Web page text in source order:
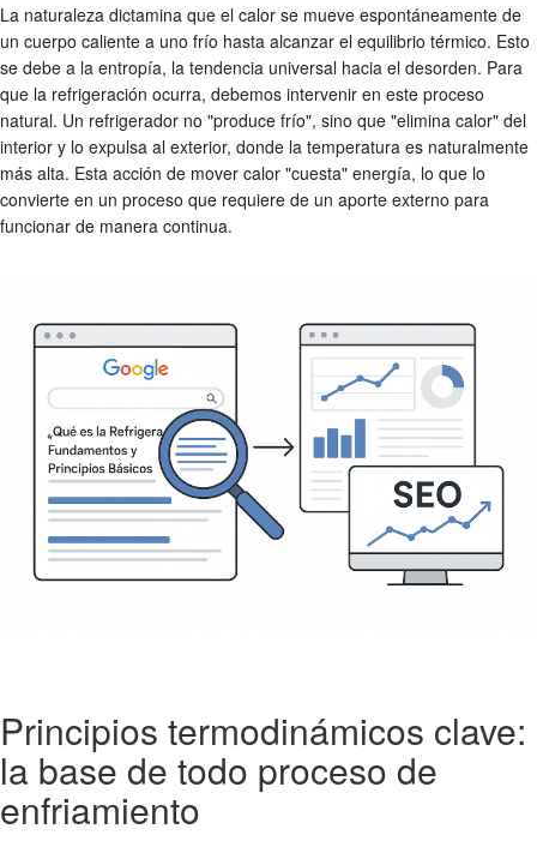
La naturaleza dictamina que el calor se mueve espontáneamente de
un cuerpo caliente a uno frío hasta alcanzar el equilibrio térmico. Esto
se debe a la entropía, la tendencia universal hacia el desorden. Para
que la refrigeración ocurra, debemos intervenir en este proceso
natural. Un refrigerador no "produce frío", sino que "elimina calor" del
interior y lo expulsa al exterior, donde la temperatura es naturalmente
más alta. Esta acción de mover calor "cuesta" energía, lo que lo
convierte en un proceso que requiere de un aporte externo para
funcionar de manera continua.
Principios termodinámicos clave:
la base de todo proceso de
enfriamiento